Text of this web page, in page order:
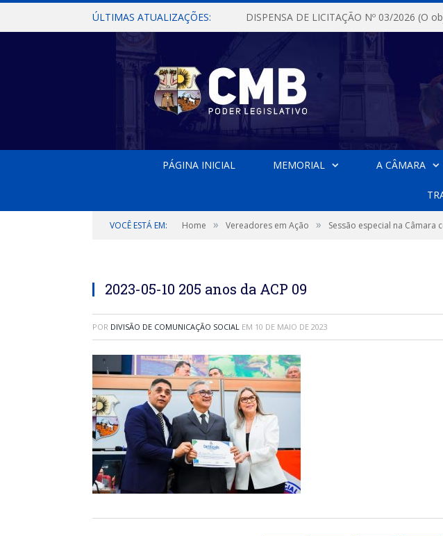
ÚLTIMAS ATUALIZAÇÕES:
PÁGINA INICIAL MEMORIAL A CÂMARA
VOCÊ ESTÁ EM: Home » Vereadores em Ação » Sessão especial na Câmara
2023-05-10 205 anos da ACP 09
POR DIVISÃO DE COMUNICAÇÃO SOCIAL EM 10 DE MAIO DE 2023